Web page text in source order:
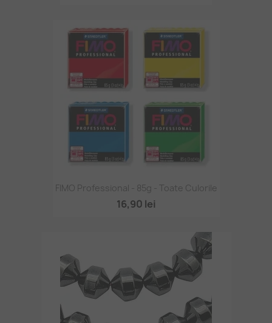
FIMO Professional - 85g - Toate Culorile
16,90 lei